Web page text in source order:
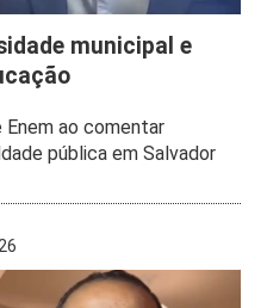
municipal e
ao comentar
pública em Salvador